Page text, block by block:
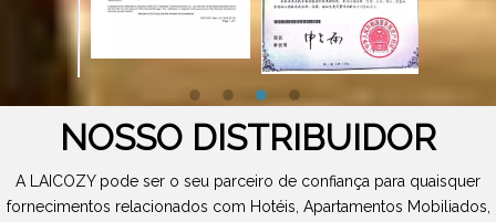
NOSSO DISTRIBUIDOR
A LAICOZY pode ser o seu parceiro de confiança para quaisquer
fornecimentos relacionados com Hotéis, Apartamentos Mobiliados,